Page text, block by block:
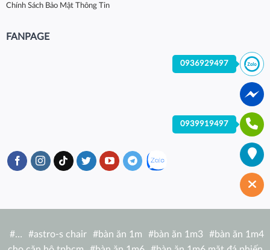
Chính Sách Bảo Mật Thông Tin
FANPAGE
#… #astro-s chair #bàn ăn 1m #bàn ăn 1m3 #bàn ăn 1m4
0936929497
0939919497